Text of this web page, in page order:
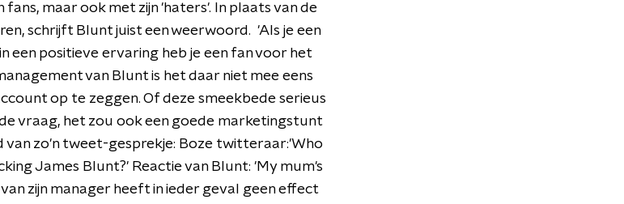
maar ook met zijn 'haters'. In plaats van de
schrijft Blunt juist een weerwoord. 'Als je een
een positieve ervaring heb je een fan voor het
van Blunt is het daar niet mee eens
op te zeggen. Of deze smeekbede serieus
vraag, het zou ook een goede marketingstunt
van zo'n tweet-gesprekje: Boze twitteraar:'Who
James Blunt?' Reactie van Blunt: 'My mum's
zijn manager heeft in ieder geval geen effect